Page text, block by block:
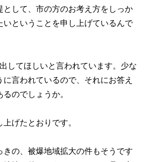
として、市の方のお考え方をしっか
いということを申し上げているんで
してほしいと言われています。少な
に言われているので、それにお答え
のでしょうか。
げたとおりです。
きの、被爆地域拡大の件もそうです